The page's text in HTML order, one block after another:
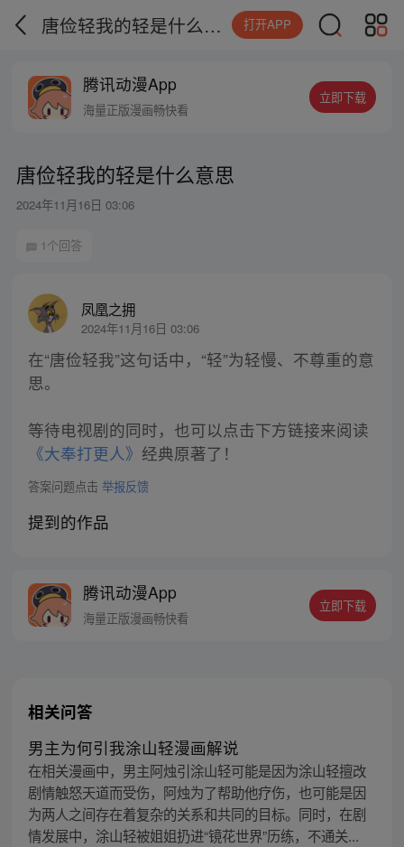
唐俭轻我的轻是什么意思 打开APP
腾讯动漫App
海量正版漫画畅快看
立即下载
唐俭轻我的轻是什么意思
2024年11月16日 03:06
1个回答
凤凰之拥
2024年11月16日 03:06
在“唐俭轻我”这句话中，“轻”为轻慢、不尊重的意
思。
等待电视剧的同时，也可以点击下方链接来阅读
《大奉打更人》 经典原著了！
答案问题点击 举报反馈
提到的作品
腾讯动漫App
海量正版漫画畅快看
立即下载
相关问答
男主为何引我涂山轻漫画解说
在相关漫画中，男主阿烛引涂山轻可能是因为涂山轻擅改
剧情触怒天道而受伤，阿烛为了帮助他疗伤，也可能是因
为两人之间存在着复杂的关系和共同的目标。同时，在剧
情发展中，涂山轻被姐姐扔进“镜花世界”历练，不通关...